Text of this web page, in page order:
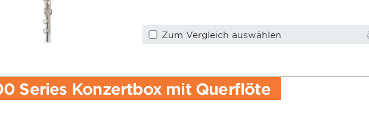
Zum Vergleich auswählen
Series Konzertbox mit Querflöte